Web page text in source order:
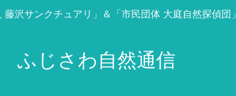
藤沢サンクチュアリ」＆「市民団体 大庭自然探偵団」
ふじさわ自然通信